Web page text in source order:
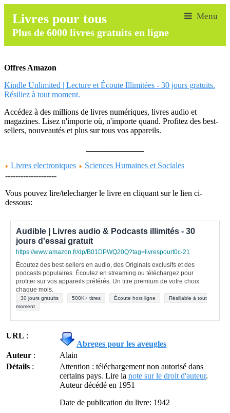
Livres pour tous
Plus de 6000 livres gratuits en ligne
Offres Amazon
Kindle Unlimited | Lecture et Écoute Illimitées - 30 jours gratuits.
Résiliez à tout moment.
Accédez à des millions de livres numériques, livres audio et
magazines. Lisez n'importe où, n'importe quand. Profitez des best-
sellers, nouveautés et plus sur tous vos appareils.
Livres electroniques
Sciences Humaines et Sociales
--------------------
Vous pouvez lire/telecharger le livre en cliquant sur le lien ci-
dessous:
Audible | Livres audio & Podcasts illimités - 30
jours d'essai gratuit
https://www.amazon.fr/dp/B01DPWQ20Q?tag=livrespourt0c-21
Écoutez des best-sellers en audio, des Originals exclusifs et des
podcasts populaires. Écoutez en streaming ou téléchargez pour
profiter sur vos appareils préférés. Un titre premium de votre choix
chaque mois.
30 jours gratuits 500K+ titres Écoute hors ligne
Résiliable à tout
moment
URL :
Abreges pour les aveugles
Auteur :
Alain
Détails :
Attention : téléchargement non autorisé dans
certains pays. Lire la note sur le droit d'auteur.
Auteur décédé en 1951
Date de publication du livre: 1942